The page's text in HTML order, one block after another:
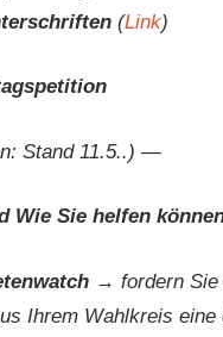
(Link)
Stand 11.5..) —
Wie Sie helfen
→ fordern Sie
Ihrem Wahlkreis eine